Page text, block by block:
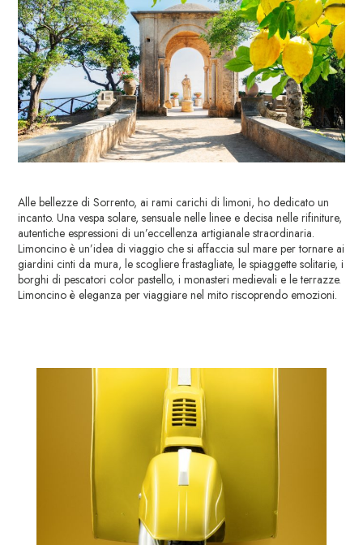
Alle bellezze di Sorrento, ai rami carichi di limoni, ho dedicato un
incanto. Una vespa solare, sensuale nelle linee e decisa nelle rifiniture,
autentiche espressioni di un’eccellenza artigianale straordinaria.
Limoncino è un’idea di viaggio che si affaccia sul mare per tornare ai
giardini cinti da mura, le scogliere frastagliate, le spiaggette solitarie, i
borghi di pescatori color pastello, i monasteri medievali e le terrazze.
Limoncino è eleganza per viaggiare nel mito riscoprendo emozioni.